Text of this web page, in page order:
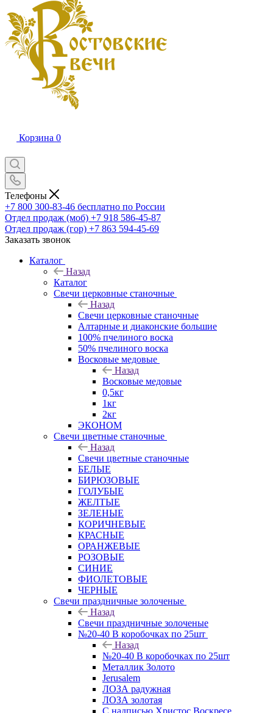
Корзина 0
Телефоны
+7 800 300-83-46 бесплатно по России
Отдел продаж (моб) +7 918 586-45-87
Отдел продаж (гор) +7 863 594-45-69
Заказать звонок
Каталог
Назад
Каталог
Свечи церковные станочные
Назад
Свечи церковные станочные
Алтарные и диаконские большие
100% пчелиного воска
50% пчелиного воска
Восковые медовые
Назад
Восковые медовые
0,5кг
1кг
2кг
ЭКОНОМ
Свечи цветные станочные
Назад
Свечи цветные станочные
БЕЛЫЕ
БИРЮЗОВЫЕ
ГОЛУБЫЕ
ЖЕЛТЫЕ
ЗЕЛЕНЫЕ
КОРИЧНЕВЫЕ
КРАСНЫЕ
ОРАНЖЕВЫЕ
РОЗОВЫЕ
СИНИЕ
ФИОЛЕТОВЫЕ
ЧЕРНЫЕ
Свечи праздничные золоченые
Назад
Свечи праздничные золоченые
№20-40 В коробочках по 25шт
Назад
№20-40 В коробочках по 25шт
Металлик Золото
Jerusalem
ЛОЗА радужная
ЛОЗА золотая
С надписью Христос Воскресе